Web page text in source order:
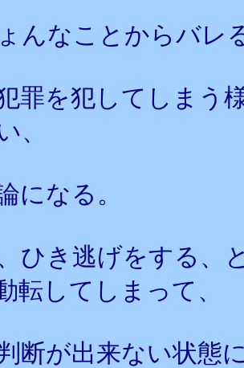
んなことからバレ
罪を犯してしまう
、
になる。
ひき逃げをする、
転してしまって、
断が出来ない状態